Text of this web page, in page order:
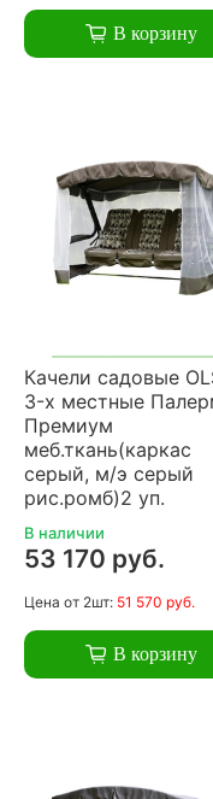
В корзину
Качели садовые
3-х местные
Премиум
меб.ткань(каркас
серый, м/э серый
рис.ромб)2 уп.
В наличии
53 170 руб.
Цена от 2шт: 51 570 руб.
В корзину